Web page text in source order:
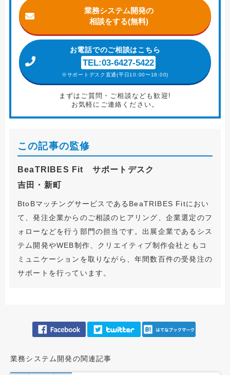
業務システム開発の
相談をする(無料)
お電話でのご相談はこちら
TEL:03-6427-5422
※サポートデスク直通(平日10:00〜18:00)
まずはご質問・ご相談なども歓迎!
お気軽にご連絡ください。
この記事の監修
BeaTRIBES Fit サポートデスク
吉田・新町
BtoBマッチングサービスであるBeaTRIBES Fitにおい
て、発注企業からのご相談のヒアリング、企業選定のフ
ォローなどを行う部門の担当です。出展企業であるシス
テム開発やWEB制作、クリエイティブ制作会社ともコ
ミュニケーションを取りながら、年間数百件の受発注の
サポートを行っています。
業務システム開発の関連記事